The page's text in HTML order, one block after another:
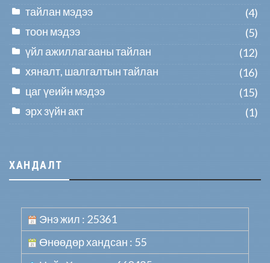
тайлан мэдээ
(4)
тоон мэдээ
(5)
үйл ажиллагааны тайлан
(12)
хяналт, шалгалтын тайлан
(16)
цаг үеийн мэдээ
(15)
эрх зүйн акт
(1)
ХАНДАЛТ
Энэ жил : 25361
Өнөөдөр хандсан : 55